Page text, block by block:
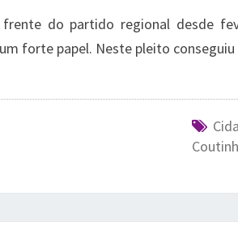
do partido regional desde
forte papel. Neste pleito